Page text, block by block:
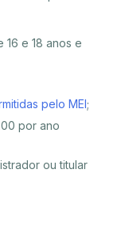
16 e 18 anos e
pelo MEI;
por ano
ou titular